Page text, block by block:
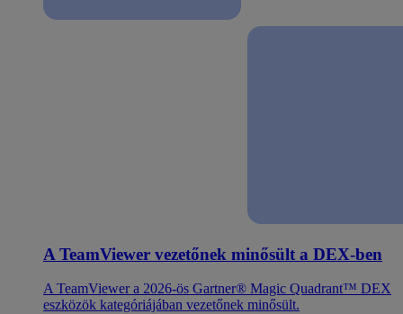
A TeamViewer vezetőnek minősült a DEX-ben
A TeamViewer a 2026-ös Gartner® Magic Quadrant™ DEX
eszközök kategóriájában vezetőnek minősült.